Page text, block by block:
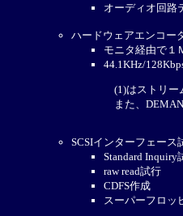
オーディオ回路
ハードウェアエンコー
モニタ経由で１
44.1KHz/
(1)はストリー
また、
SCSIインターフェース
Standard Inquiry
raw read試行
CDFS作成
スーパーフロッ